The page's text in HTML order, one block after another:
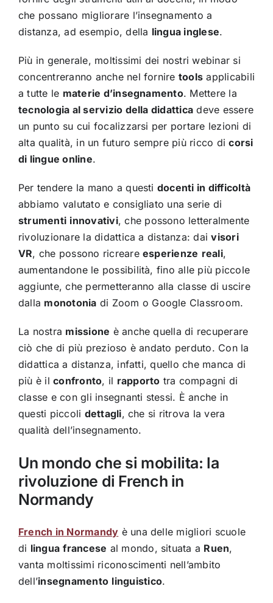
che possano migliorare l’insegnamento a
distanza, ad esempio, della lingua inglese.
Più in generale, moltissimi dei nostri webinar si
concentreranno anche nel fornire tools applicabili
a tutte le materie d’insegnamento. Mettere la
tecnologia al servizio della didattica deve essere
un punto su cui focalizzarsi per portare lezioni di
alta qualità, in un futuro sempre più ricco dicorsi
di lingue online.
Per tendere la mano a questi docenti in difficoltà
abbiamo valutato e consigliato una serie di
strumenti innovativi, che possono letteralmente
rivoluzionare la didattica a distanza: daivisori
VR, che possono ricreareesperienze reali,
aumentandone le possibilità, fino alle più piccole
aggiunte, che permetteranno alla classe di uscire
dalla monotonia di Zoom o Google Classroom.
La nostra missione è anche quella di recuperare
ciò che di più prezioso è andato perduto. Con la
didattica a distanza, infatti, quello che manca di
più è ilconfronto, il rapporto tra compagni di
classe e con gli insegnanti stessi. È anche in
questi piccoli dettagli, che si ritrova la vera
qualità dell’insegnamento.
Un mondo che si mobilita: la
rivoluzione di French in
Normandy
French in Normandy è una delle migliori scuole
di lingua francese al mondo, situata a Ruen,
vanta moltissimi riconoscimenti nell’ambito
dell’insegnamento linguistico.